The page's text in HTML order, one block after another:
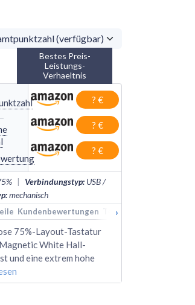
Bestes Preis-
Leistungs-
Verhaeltnis
? €
? €
? €
| Verbindungstyp: USB /
:mechanisch
Kundenbewertungen Technische Daten
›
75%-Layout-Tastatur
White Hall-
und eine extrem hohe